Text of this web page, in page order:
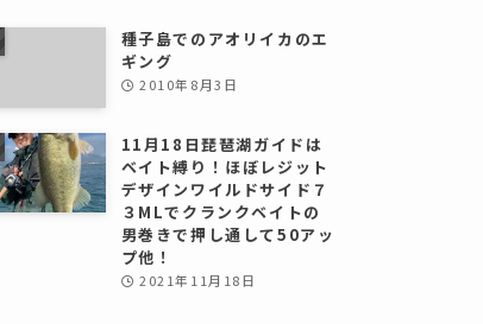
種子島でのアオリイカのエ
ギング
2010年8月3日
11月18日琵琶湖ガイドは
ベイト縛り！ほぼレジット
デザインワイルドサイド７
３MLでクランクベイトの
男巻きで押し通して50アッ
プ他！
2021年11月18日